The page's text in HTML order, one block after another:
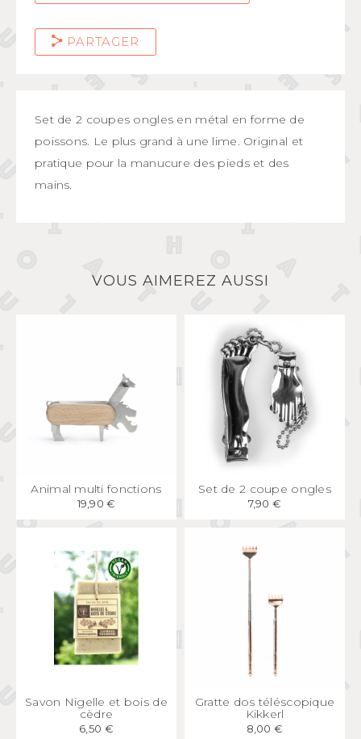
PARTAGER
Set de 2 coupes ongles en métal en forme de
poissons. Le plus grand à une lime. Original et
pratique pour la manucure des pieds et des
mains.
VOUS AIMEREZ AUSSI
APERÇU RAPIDE
Animal multi fonctions
19,90 €
APERÇU RAPIDE
Set de 2 coupe ongles
7,90 €
APERÇU RAPIDE
Savon Nigelle et bois de
cèdre
6,50 €
APERÇU RAPIDE
Gratte dos téléscopique
Kikkerl
8,00 €